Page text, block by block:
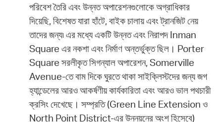
পরিবেশ তৈরি এবং উন্নত অপারেশনগুলোকে অগ্রাধিকার
দিয়েছি, বিশেষত যারা হাঁটে, বাইক চালায় এবং ট্রানজিট নেয়
তাদের জন্য৷ এর মধ্যে একটি উন্নত এবং নিরাপদ Inman
Square এর নকশা এবং নির্মাণ অন্তর্ভুক্ত ছিল। Porter
Square সরলীকৃত সিগন্যাল অপারেশন, Somerville
Avenue-তে বাম দিকে ঘুরতে থাকা সাইক্লিস্টদের জন্য জগ
হ্যান্ডেলের আরও আকর্ষণীয় কার্যকারিতা এবং আরও ভাল পথচারী
ক্রসিং দেখেছে। সম্প্রতি (Green Line Extension ও
North Point District-এর উন্নয়নের অংশ হিসেবে)